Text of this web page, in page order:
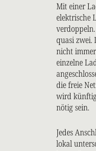
Mit einer
elektrische
quasi zwei.
nicht
einzelne
die freie
wird
nötig sein.
Jedes
lokal